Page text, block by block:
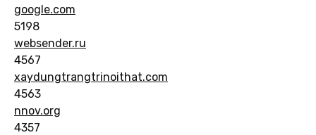
google.com
5198
websender.ru
4567
xaydungtrangtrinoithat.com
4563
nnov.org
4357